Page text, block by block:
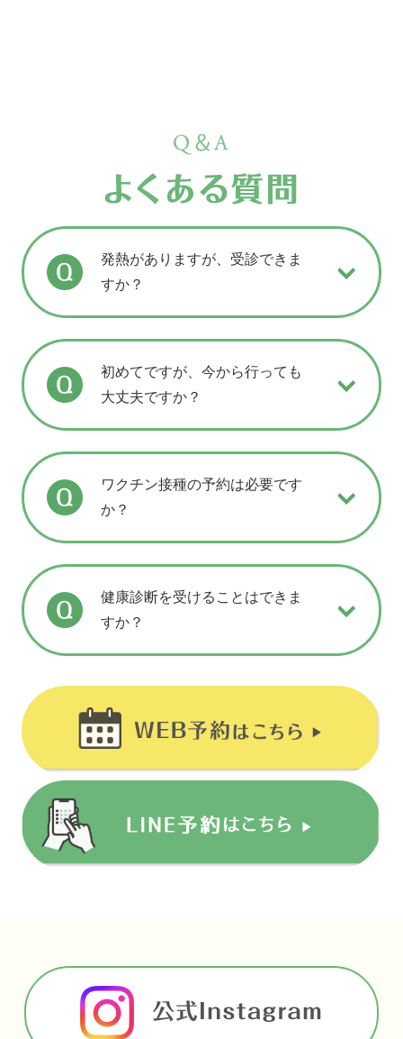
発熱がありますが、受診できま
すか？
初めてですが、今から行っても
大丈夫ですか？
ワクチン接種の予約は必要です
か？
健康診断を受けることはできま
すか？